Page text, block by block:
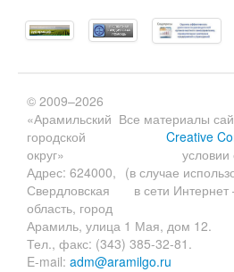
Все материалы
Creative
условии
(в случае
в сети
© 2009–2026
«Арамильский
городской
округ»
Адрес: 624000,
Свердловская
область, город
Арамиль, улица 1 Мая, дом 12.
Тел., факс: (343) 385-32-81.
E-mail: adm@aramilgo.ru